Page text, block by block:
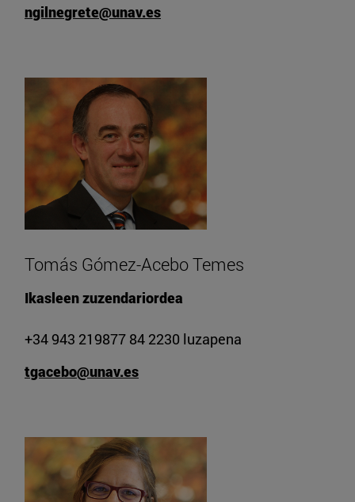
ngilnegrete@unav.es
Tomás Gómez-Acebo Temes
Ikasleen zuzendariordea
+34 943 219877 84 2230 luzapena
tgacebo@unav.es